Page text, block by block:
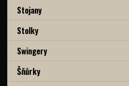
Stojany
Stolky
Swingery
Šňůrky